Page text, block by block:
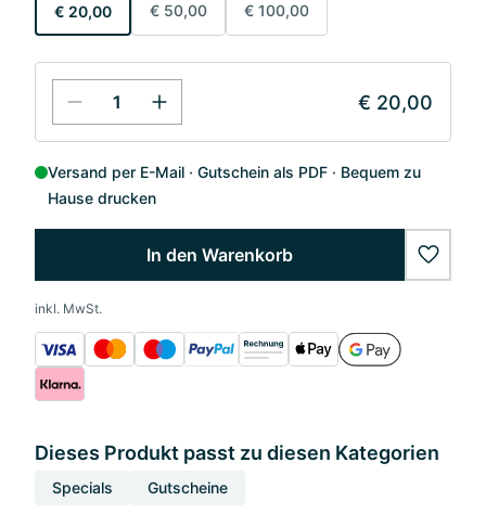
€ 20,00
€ 50,00 € 100,00
€ 20,00
Versand per E-Mail Gutschein als PDF
Bequem zu
Hause drucken
In den Warenkorb
inkl. MwSt.
Dieses Produkt passt zu diesen Kategorien
Specials Gutscheine